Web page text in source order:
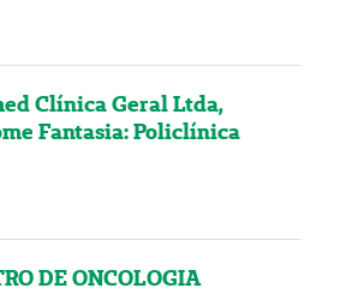
Clínica Geral Ltda,
Fantasia: Policlínica
DE ONCOLOGIA